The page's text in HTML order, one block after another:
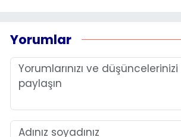
Yorumlar